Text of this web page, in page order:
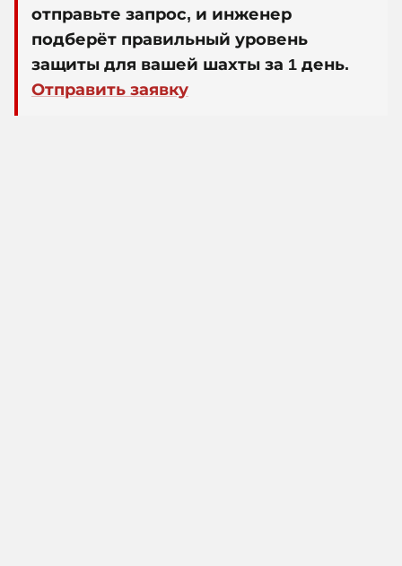
отправьте запрос, и инженер
подберёт правильный уровень
защиты для вашей шахты за 1 день.
Отправить заявку